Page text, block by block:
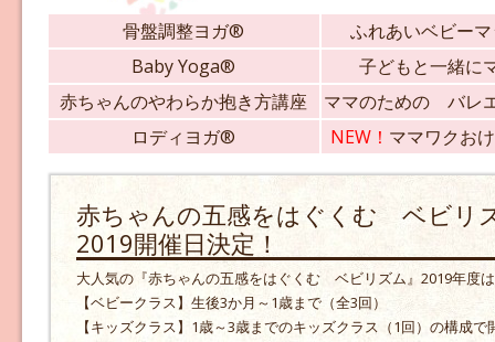
骨盤調整ヨガ®
ふれあいベビー
Baby Yoga®
子どもと一緒に
赤ちゃんのやわらか抱き方講座
ママのための バレ
ロディヨガ®
NEW！ ママワクお
赤ちゃんの五感をはぐくむ ベビ
2019開催日決定！
大人気の『赤ちゃんの五感をはぐくむ ベビリズム』2019年度
【ベビークラス】生後3か月～1歳まで（全3回）
【キッズクラス】1歳～3歳までのキッズクラス（1回）の構成で